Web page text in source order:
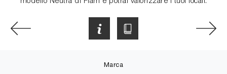
Marca